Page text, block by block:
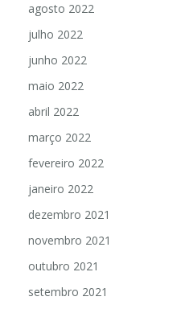
agosto 2022
julho 2022
junho 2022
maio 2022
abril 2022
março 2022
fevereiro 2022
janeiro 2022
dezembro 2021
novembro 2021
outubro 2021
setembro 2021